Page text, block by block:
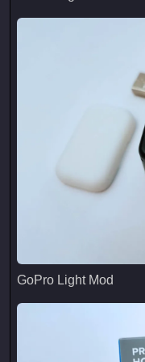
GoPro Light Mod
GoPro Light Mod